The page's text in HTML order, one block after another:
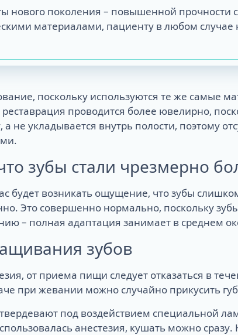
нового поколения – повышенной
материалами, пациенту в любом
поскольку используются те же самые
проводится более ювелирно,
не укладывается внутрь полости, поэтому
зубы стали чрезмерно
будет возникать ощущение, что зубы
Это совершенно нормально, поскольку
– полная адаптация занимает в среднем
зубов
от приема пищи следует отказаться в
при жевании можно случайно прикусить
под воздействием специальной
анестезия, кушать можно